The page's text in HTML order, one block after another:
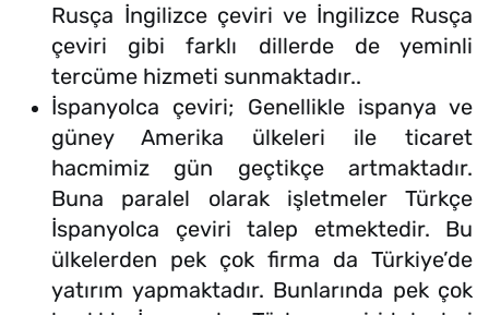
Rusça İngilizce çeviri ve İngilizce Rusça
çeviri gibi farklı dillerde de yeminli
tercüme hizmeti sunmaktadır..
İspanyolca çeviri; Genellikle ispanya ve
güney Amerika ülkeleri ile ticaret
hacmimiz gün geçtikçe artmaktadır.
Buna paralel olarak işletmeler Türkçe
İspanyolca çeviri talep etmektedir. Bu
ülkelerden pek çok firma da Türkiye’de
yatırım yapmaktadır. Bunlarında pek çok